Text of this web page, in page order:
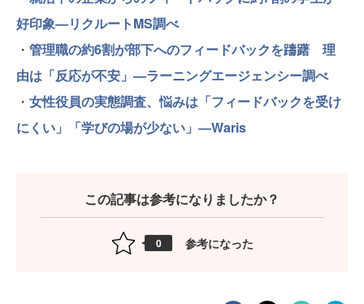
好印象—リクルートMS調べ
・ 管理職の約6割が部下へのフィードバックを躊躇 理
由は「反応が不安」—ラーニングエージェンシー調べ
・ 女性役員の実態調査、悩みは「フィードバックを受け
にくい」「学びの場が少ない」―Waris
この記事は参考になりましたか？
0 参考になった